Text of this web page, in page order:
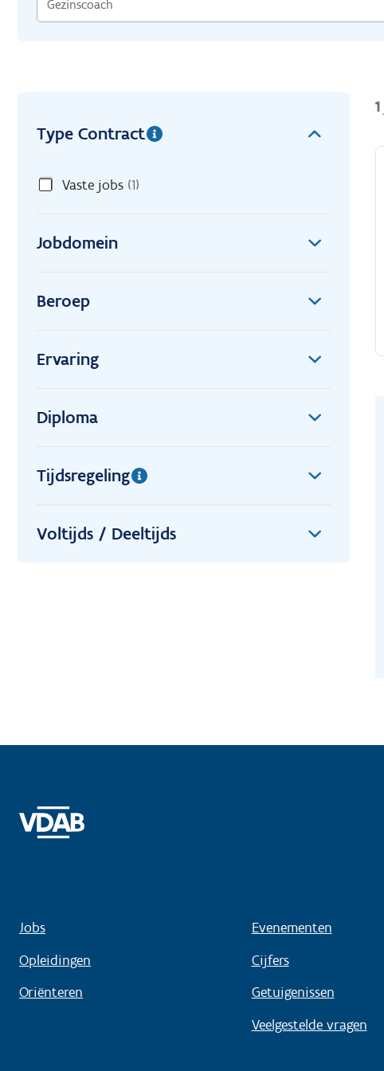
Type Contract
Vaste jobs (1)
Jobdomein
Beroep
Ervaring
Diploma
Tijdsregeling
Voltijds / Deeltijds
1
Jobs
Opleidingen
Oriënteren
Evenementen
Cijfers
Getuigenissen
Veelgestelde vragen